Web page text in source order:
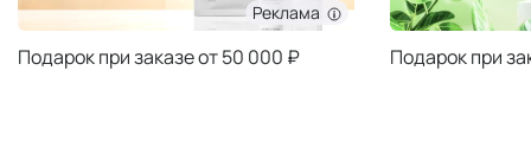
Реклама
Подарок при заказе от 50 000 ₽ Подарок при